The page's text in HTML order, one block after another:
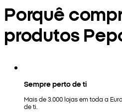
Porquê
produtos
Sempre perto de ti
Mais de 3.000 lojas em toda a
de ti.